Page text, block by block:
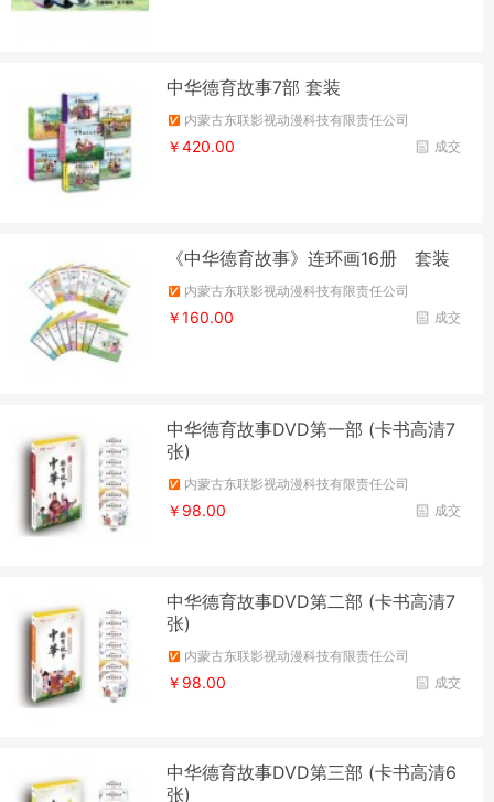
中华德育故事7部 套装
内蒙古东联影视动漫科技有限责任公司
成交
￥420.00
《中华德育故事》连环画16册 套装
内蒙古东联影视动漫科技有限责任公司
成交
￥160.00
中华德育故事DVD第一部 (卡书高清7
张)
内蒙古东联影视动漫科技有限责任公司
成交
￥98.00
中华德育故事DVD第二部 (卡书高清7
张)
内蒙古东联影视动漫科技有限责任公司
成交
￥98.00
中华德育故事DVD第三部 (卡书高清6
张)